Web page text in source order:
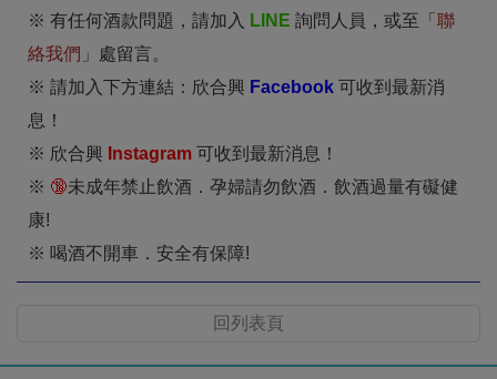
※ 有任何酒款問題，請加入
LINE 詢問人員，或至「 聯
絡我們 」處留言。
※ 請加入下方連結：欣合興 Facebook 可收到最新消
息！
※ 欣合興 nstagram 可收到最新消息！
※ 🔞未成年禁止飲酒．孕婦請勿飲酒．飲酒過量有礙健
康!
※ 喝酒不開車．安全有保障!
回列表頁